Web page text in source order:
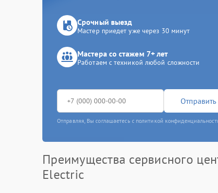
Срочный выезд
Мастер приедет уже через 30 минут
Мастера со стажем 7+ лет
Работаем с техникой любой сложности
Отправить
Отправляя, Вы соглашаетесь с политикой
Преимущества сервисного
Electric